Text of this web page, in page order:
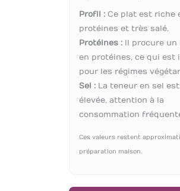
Profil : Ce plat est riche
protéines et très salé.
Protéines : Il procure un
en protéines, ce qui est
pour les régimes
Sel : La teneur en sel
élevée, attention à la
consommation
Ces valeurs restent
préparation maison.